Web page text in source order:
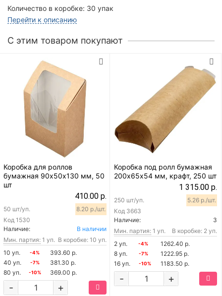
Количество в коробке: 30 упак
Перейти к описанию
C этим товаром покупают
Коробка для роллов
бумажная 90х50х130 мм, 50
шт
410.00 р.
Код 1530
50 шт/уп. 8.20 р./шт.
Наличие:
В наличии
Мин. партия: 1 уп. В коробке: 10 уп.
10 уп.
-4%
393.60 р.
40 уп.
-7%
381.30 р.
80 уп.
-10% 369.00 р.
+
-
Коробка под ролл бумажная
200х65х54 мм, крафт, 250 шт
1 315.00 р.
Код 3663
250 шт/уп. 5.26 р./шт.
Наличие:
3
Мин. партия: 1 уп.
В коробке: 2 уп.
2 уп.
-4%
1262.40 р.
8 уп.
-7%
1222.95 р.
16 уп.
-10% 1183.50 р.
+
-